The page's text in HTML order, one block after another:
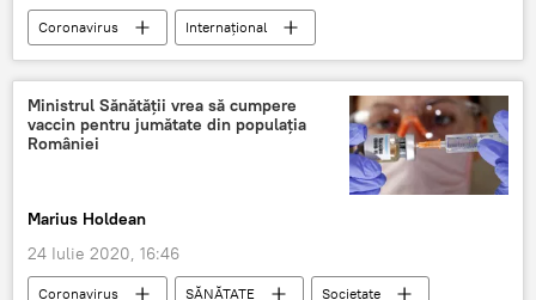
Coronavirus
Internaţional
SĂNĂTATE
Societate Italia
Ministrul Sănătății vrea să cumpere
vaccin pentru jumătate din populația
României
Marius Holdean
24 Iulie 2020, 16:46
Coronavirus SĂNĂTATE Societate